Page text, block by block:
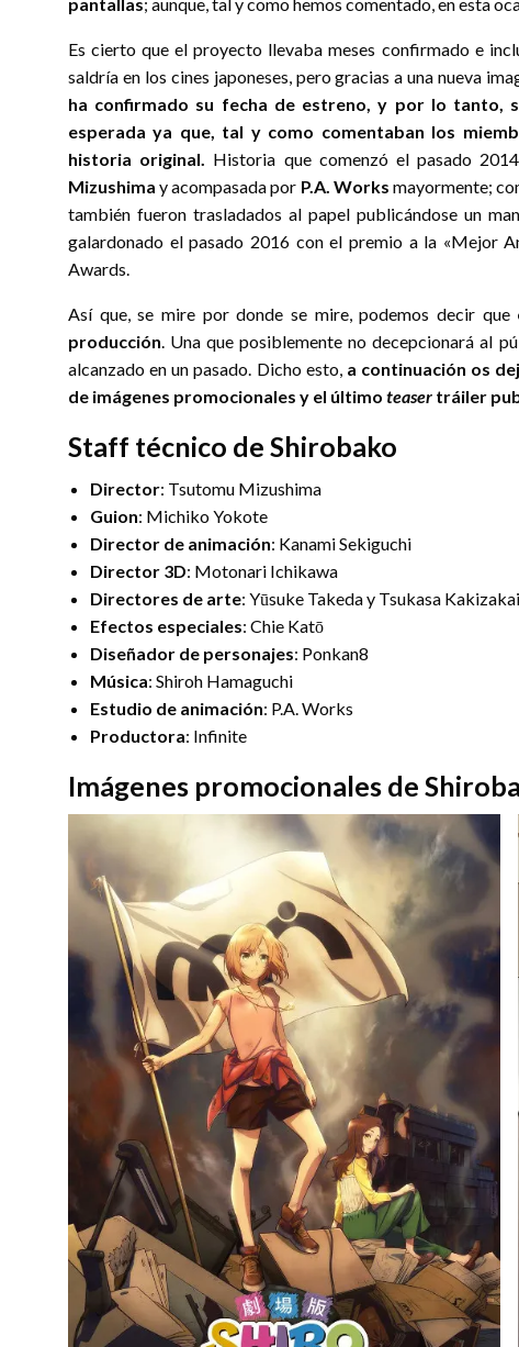
Es cierto que el proyecto llevaba meses confirmado e
saldría en los cines japoneses, pero gracias a una nueva
ha confirmado su fecha de estreno, y por lo tanto,
esperada ya que, tal y como comentaban los
historia original. Historia que comenzó el pasado
Mizushima y acompasada por P.A. Works mayormente;
también fueron trasladados al papel publicándose un
galardonado el pasado 2016 con el premio a la «Mejor
Awards.
Así que, se mire por donde se mire, podemos decir que
producción. Una que posiblemente no decepcionará al
alcanzado en un pasado. Dicho esto, a continuación os
de imágenes promocionales y el último teaser tráiler
Staff técnico de Shirobako
Director: Tsutomu Mizushima
Guion: Michiko Yokote
Director de animación: Kanami Sekiguchi
Director 3D: Motonari Ichikawa
Directores de arte: Yūsuke Takeda y Tsukasa Kakizakai
Efectos especiales: Chie Katō
Diseñador de personajes: Ponkan8
Música: Shiroh Hamaguchi
Estudio de animación: P.A. Works
Productora: Infinite
Imágenes promocionales de